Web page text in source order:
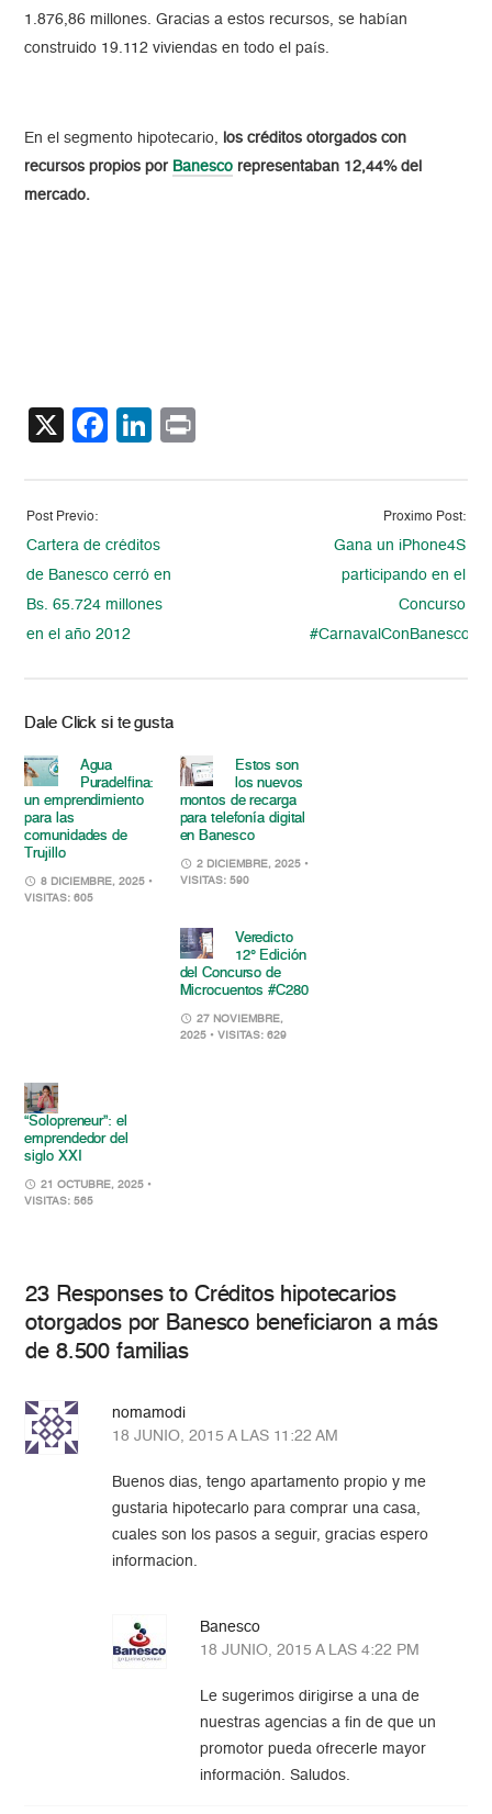
1.876,86 millones. Gracias a estos recursos, se habían
construido 19.112 viviendas en todo el país.
En el segmento hipotecario,
los créditos otorgados con
recursos propios por Banesco representaban 12,44% del
mercado.
X Facebook
LinkedIn
Post Previo:
Cartera de créditos
de Banesco cerró en
Bs. 65.724 millones
en el año 2012
Proximo Post:
Gana un iPhone4S
participando en el
Concurso
#CarnavalConBanesco
Dale Click si te gusta
Agua
Puradelfina:
un emprendimiento
para las
comunidades de
Trujillo
8 DICIEMBRE, 2025 •
VISITAS: 605
Estos son
los nuevos
montos de recarga
para telefonía digital
en Banesco
2 DICIEMBRE, 2025 •
VISITAS: 590
Veredicto
12° Edición
del Concurso de
Microcuentos #C280
27 NOVIEMBRE,
2025 • VISITAS: 629
“Solopreneur”: el
emprendedor del
siglo XXI
21 OCTUBRE, 2025 •
VISITAS: 565
23 Responses to Créditos hipotecarios
otorgados por Banesco beneficiaron a más
de 8.500 familias
nomamodi
18 JUNIO, 2015 A LAS 11:22 AM
Buenos dias, tengo apartamento propio y me
gustaria hipotecarlo para comprar una casa,
cuales son los pasos a seguir, gracias espero
informacion.
Banesco
18 JUNIO, 2015 A LAS 4:22 PM
Le sugerimos dirigirse a una de
nuestras agencias a fin de que un
promotor pueda ofrecerle mayor
información. Saludos.